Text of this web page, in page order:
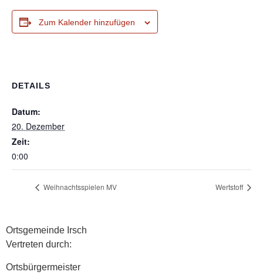
Zum Kalender hinzufügen
DETAILS
Datum:
20. Dezember
Zeit:
0:00
Weihnachtsspielen MV Wertstoff
Ortsgemeinde Irsch
Vertreten durch:
Ortsbürgermeister